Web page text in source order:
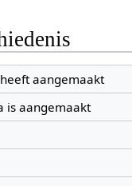
aangemaakt
is aangemaakt